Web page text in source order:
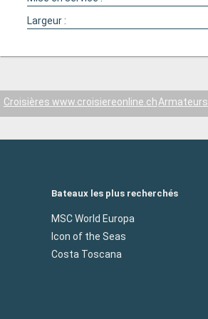
Largeur :
Croisières www.croisiereonline.chArmateurs
Bateaux les plus recherchés
MSC World Europa
Icon of the Seas
Costa Toscana